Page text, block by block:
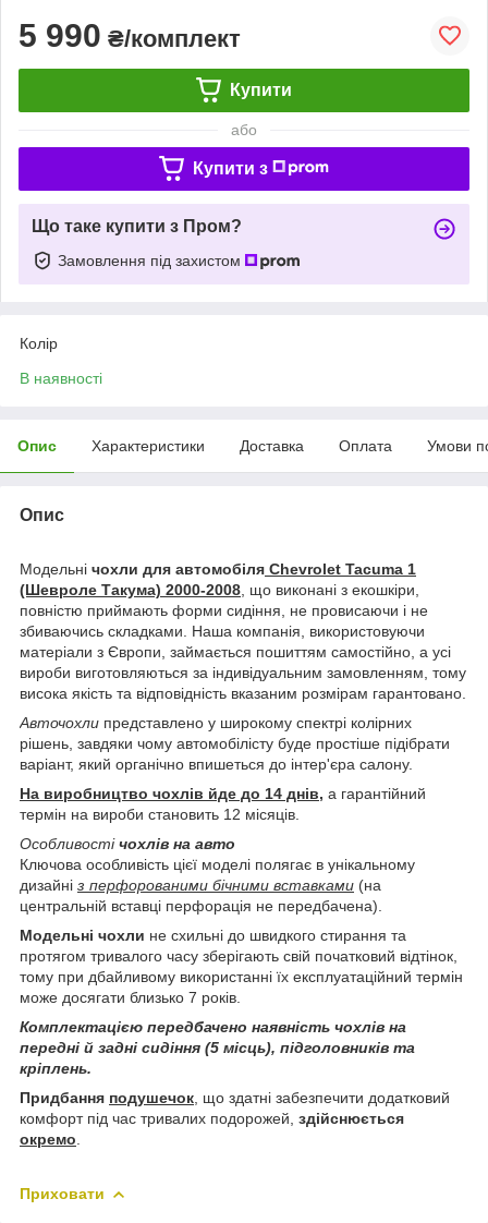
5 990 ₴/комплект
Купити
або
Купити з
Що таке купити з Пром?
Замовлення під захистом
Колір
В наявності
Опис Характеристики Доставка Оплата Умови
Опис
Модельні чохли для автомобіля Chevrolet Tacuma 1
(Шевроле Такума) 2000-2008, що виконані з екошкіри,
повністю приймають форми сидіння, не провисаючи і не
збиваючись складками. Наша компанія, використовуючи
матеріали з Європи, займається пошиттям самостійно, а усі
вироби виготовляються за індивідуальним замовленням, тому
висока якість та відповідність вказаним розмірам гарантовано.
Авточохли представлено у широкому спектрі колірних
рішень, завдяки чому автомобілісту буде простіше підібрати
варіант, який органічно впишеться до інтер'єра салону.
На виробництво чохлів йде до 14 днів, а гарантійний
термін на вироби становить 12 місяців.
Особливостічохлів на авто
Ключова особливість цієї моделі полягає в унікальному
дизайні з перфорованими бічними вставками (на
центральній вставці перфорація не передбачена).
Модельні чохли не схильні до швидкого стирання та
протягом тривалого часу зберігають свій початковий відтінок,
тому при дбайливому використанні їх експлуатаційний термін
може досягати близько 7 років.
Комплектацією передбачено наявність чохлів на
передні й задні сидіння (5 місць), підголовників та
кріплень.
Придбання подушечок, що здатні забезпечити додатковий
комфорт під час тривалих подорожей, здійснюється
окремо.
Приховати